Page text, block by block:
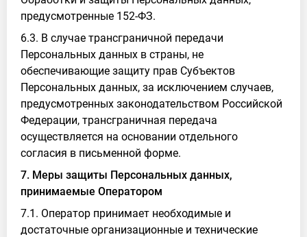
предусмотренные 152-ФЗ.
6.3. В случае трансграничной передачи
Персональных данных в страны, не
обеспечивающие защиту прав Субъектов
Персональных данных, за исключением случаев,
предусмотренных законодательством Российской
Федерации, трансграничная передача
осуществляется на основании отдельного
согласия в письменной форме.
7. Меры защиты Персональных данных,
принимаемые Оператором
7.1. Оператор принимает необходимые и
достаточные организационные и технические